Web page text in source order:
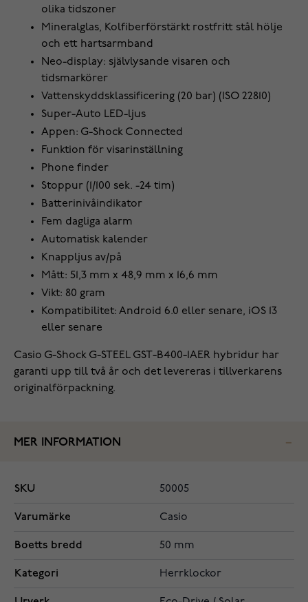
olika tidszoner
Mineralglas, Kolfiberförstärkt rostfritt stål hölje
och ett hartsarmband
Neo-display: självlysande visaren och
tidsmarkörer
Vattenskyddsklassificering (20 bar) (ISO 22810)
Super-Auto LED-ljus
Appen: G-Shock Connected
Funktion för visarinställning
Phone finder
Stoppur (1/100 sek. -24 tim)
Batterinivåindikator
Fem dagliga alarm
Automatisk kalender
Knappljus av/på
Mått: 51,3 mm x 48,9 mm x 16,6 mm
Vikt: 80 gram
Kompatibilitet: Android 6.0 eller senare, iOS 13
eller senare
Casio G-Shock G-STEEL GST-B400-1AER hybridur har
garanti upp till två år och det levereras i tillverkarens
originalförpackning.
MER INFORMATION
SKU 50005
Varumärke Casio
Boetts bredd 50 mm
Kategori Herrklockor